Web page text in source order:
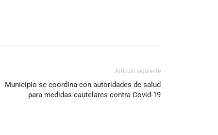
Artículo siguiente
Municipio se coordina con autoridades de salud
para medidas cautelares contra Covid-19